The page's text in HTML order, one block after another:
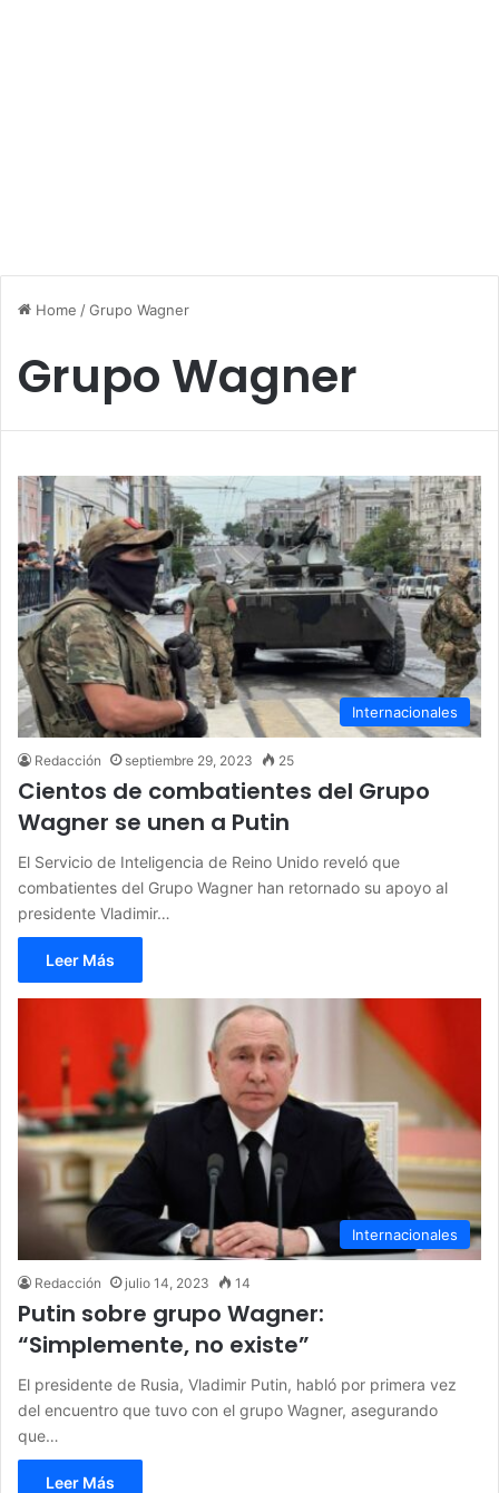
Home /Grupo Wagner
Grupo Wagner
Internacionales
Redacción septiembre 29, 2023 25
Cientos de combatientes del Grupo
Wagner se unen a Putin
El Servicio de Inteligencia de Reino Unido reveló que
combatientes del Grupo Wagner han retornado su apoyo al
presidente Vladimir…
Leer Más
Internacionales
Redacción julio 14, 2023 14
Putin sobre grupo Wagner:
“Simplemente, no existe”
El presidente de Rusia, Vladimir Putin, habló por primera vez
del encuentro que tuvo con el grupo Wagner, asegurando
que…
Leer Más